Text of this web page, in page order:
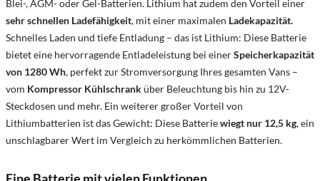
Blei-, AGM- oder Gel-Batterien. Lithium hat zudem den Vorteil einer
sehr schnellen Ladefähigkeit, mit einer maximalen Ladekapazität.
Schnelles Laden und tiefe Entladung – das ist Lithium: Diese Batterie
bietet eine hervorragende Entladeleistung bei einerSpeicherkapazität
von 1280 Wh, perfekt zur Stromversorgung Ihres gesamten Vans –
vom Kompressor Kühlschranküber Beleuchtung bis hin zu 12V-
Steckdosen und mehr. Ein weiterer großer Vorteil von
Lithiumbatterien ist das Gewicht: Diese Batteriewiegt nur 12,5 kg, ein
unschlagbarer Wert im Vergleich zu herkömmlichen Batterien.